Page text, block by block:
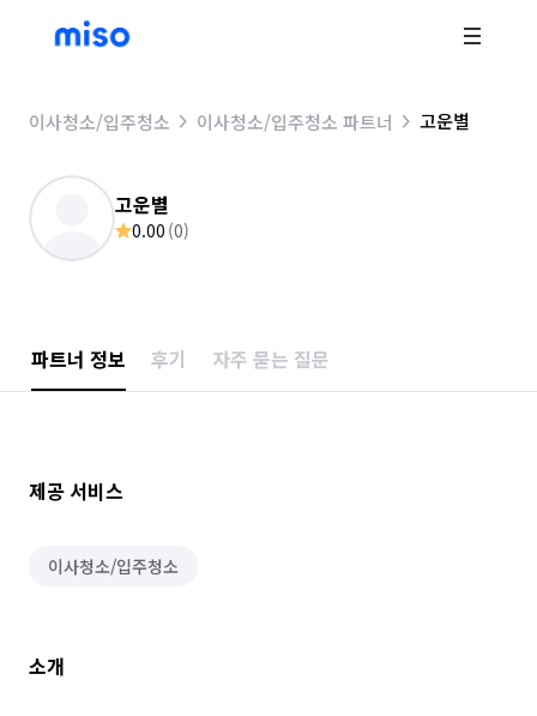
이사청소/입주청소 이사청소/입주청소 파트너 고운별
고운별
0.00 (0)
파트너 정보 후기 자주 묻는 질문
제공 서비스
이사청소/입주청소
소개